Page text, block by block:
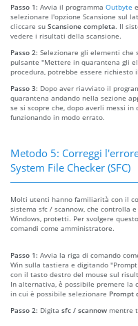
Passo 1: Avvia il programma Outbyte
selezionare l'opzione Scansione sul
cliccare su Scansione completa. Il
vedere i risultati della scansione.
Passo 2: Selezionare gli elementi
pulsante "Mettere in quarantena gli
procedura, potrebbe essere richiesto
Passo 3: Dopo aver riavviato il
quarantena andando nella sezione
se si scopre che, dopo averli messi
funzionando in modo errato.
Metodo 5: Correggi
System File Checker (SFC)
Molti utenti hanno familiarità con il
sistema sfc / scannow, che controlla
Windows, protetti. Per svolgere
comandi come amministratore.
Passo 1: Avvia la riga di comando
Win sulla tastiera e digitando
con il tasto destro del mouse sul
In alternativa, è possibile premere la
in cui è possibile selezionare Prompt
Passo 2: Digita sfc / scannow mentre